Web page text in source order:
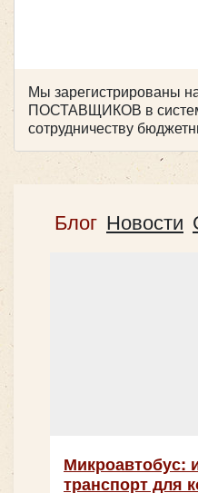
Мы зарегистрированы
ПОСТАВЩИКОВ в
сотрудничеству
Блог Новости
Микроавтобус:
транспорт для